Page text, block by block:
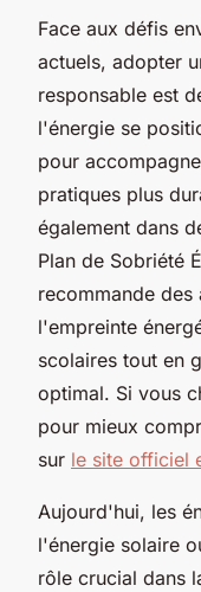
Face aux défis
actuels, adopter
responsable est
l'énergie se
pour
pratiques plus
également dans
Plan de Sobriété
recommande
l'empreinte
scolaires tout en
optimal. Si vous
pour mieux
sur le site officiel
Aujourd'hui, les
l'énergie solaire
rôle crucial dans